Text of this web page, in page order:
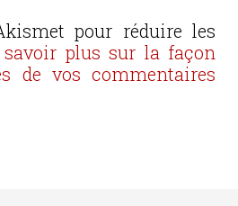
pour réduire les
savoir plus sur la façon
de vos commentaires